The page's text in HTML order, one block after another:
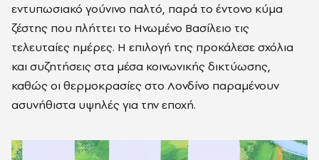
εντυπωσιακό γούνινο παλτό, παρά το έντονο κύμα
ζέστης που πλήττει το Ηνωμένο Βασίλειο τις
τελευταίες ημέρες. Η επιλογή της προκάλεσε σχόλια
και συζητήσεις στα μέσα κοινωνικής δικτύωσης,
καθώς οι θερμοκρασίες στο Λονδίνο παραμένουν
ασυνήθιστα υψηλές για την εποχή.